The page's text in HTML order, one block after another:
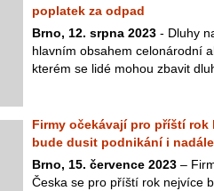
poplatek za odpad
Brno, 12. srpna 2023 - Dluhy
hlavním obsahem celonárodní
kterém se lidé mohou zbavit
Firmy očekávají pro příští rok
bude dusit podnikání i nadále
Brno, 15. července 2023 –
Česka se pro příští rok nejvíce